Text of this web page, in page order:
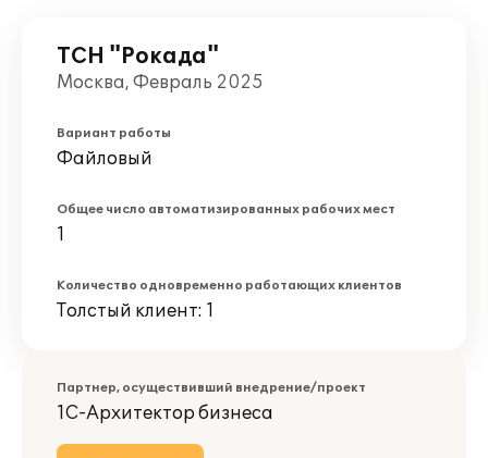
ТСН "Рокада"
Москва, Февраль 2025
Вариант работы
Файловый
Общее число автоматизированных рабочих мест
1
Количество одновременно работающих клиентов
Толстый клиент: 1
Партнер, осуществивший внедрение/проект
1С-Архитектор бизнеса